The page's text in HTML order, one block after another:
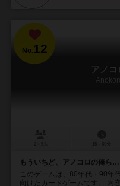
No.12
アノコ
もういちど、アノコロの俺ら
このゲームは、80年代・90年
向けたカードゲームです。 内